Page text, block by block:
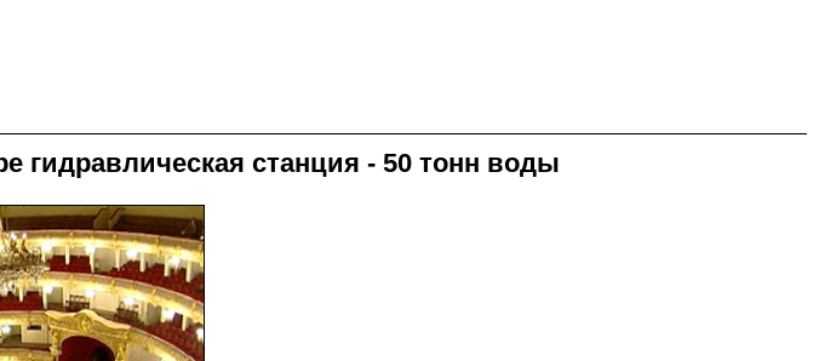
гидравлическая станция - 50 тонн воды